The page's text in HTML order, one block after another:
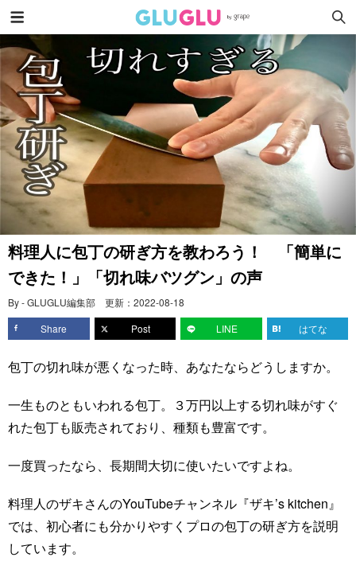
料理人に包丁の研ぎ方を教わろう！ 「簡単に
できた！」「切れ味バツグン」の声
By - GLUGLU編集部 更新： 2022-08-18
Share
Post LINE はてな
包丁の切れ味が悪くなった時、あなたならどうしますか。
一生ものともいわれる包丁。３万円以上する切れ味がすぐ
れた包丁も販売されており、種類も豊富です。
一度買ったなら、長期間大切に使いたいですよね。
料理人のザキさんのYouTubeチャンネル『ザキ’s kitchen』
では、初心者にも分かりやすくプロの包丁の研ぎ方を説明
しています。